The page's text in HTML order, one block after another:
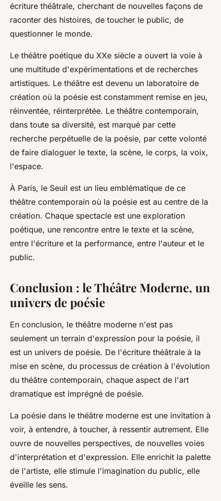
écriture théâtrale, cherchant de nouvelles façons de
raconter des histoires, de toucher le public, de
questionner le monde.
Le théâtre poétique du XXe siècle a ouvert la voie à
une multitude d'expérimentations et de recherches
artistiques. Le théâtre est devenu un laboratoire de
création où la poésie est constamment remise en jeu,
réinventée, réinterprétée. Le théâtre contemporain,
dans toute sa diversité, est marqué par cette
recherche perpétuelle de la poésie, par cette volonté
de faire dialoguer le texte, la scène, le corps, la voix,
l'espace.
À Paris, le Seuil est un lieu emblématique de ce
théâtre contemporain où la poésie est au centre de la
création. Chaque spectacle est une exploration
poétique, une rencontre entre le texte et la scène,
entre l'écriture et la performance, entre l'auteur et le
public.
Conclusion : le Théâtre Moderne, un
univers de poésie
En conclusion, le théâtre moderne n'est pas
seulement un terrain d'expression pour la poésie, il
est un univers de poésie. De l'écriture théâtrale à la
mise en scène, du processus de création à l'évolution
du théâtre contemporain, chaque aspect de l'art
dramatique est imprégné de poésie.
La poésie dans le théâtre moderne est une invitation à
voir, à entendre, à toucher, à ressentir autrement. Elle
ouvre de nouvelles perspectives, de nouvelles voies
d'interprétation et d'expression. Elle enrichit la palette
de l'artiste, elle stimule l'imagination du public, elle
éveille les sens.